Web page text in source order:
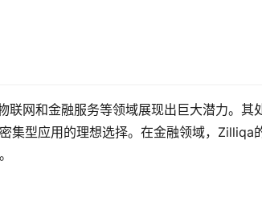
联网和金融服务等领域展现出巨大潜力。其
集型应用的理想选择。在金融领域，Zilliqa